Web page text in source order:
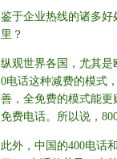
鉴于企业热线的诸多好
里？
纵观世界各国，尤其
0电话这种减费的模式
善，全免费的模式能更
免费电话。所以说，
此外，中国的400电话